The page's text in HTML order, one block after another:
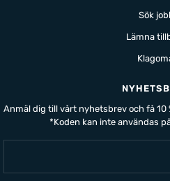
Sök
Lämna
Anmäl dig till vårt nyhetsbrev och få
*Koden kan inte användas